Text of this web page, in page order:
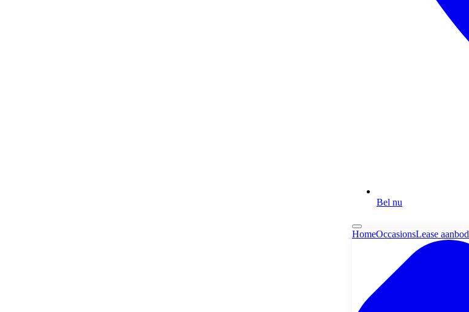
Bel nu
HomeOccasionsLease aanbod